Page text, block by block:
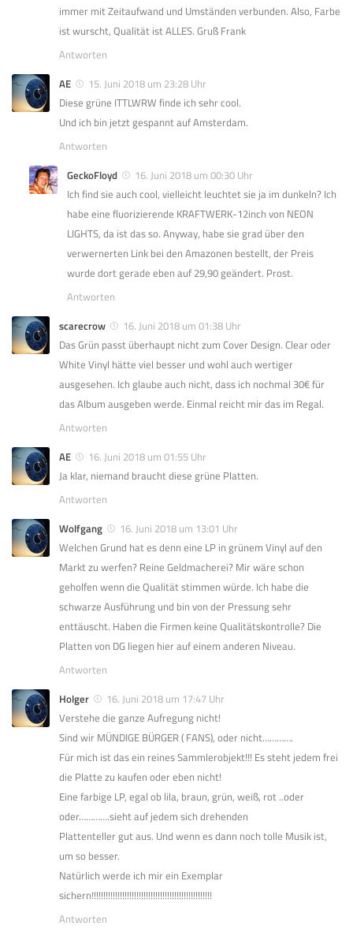
immer mit Zeitaufwand und Umständen verbunden. Also, Farbe
ist wurscht, Qualität ist ALLES. Gruß Frank
Antworten
AE
15. Juni 2018 um 23:28 Uhr
Diese grüne ITTLWRW finde ich sehr cool.
Und ich bin jetzt gespannt auf Amsterdam.
Antworten
GeckoFloyd
16. Juni 2018 um 00:30 Uhr
Ich find sie auch cool, vielleicht leuchtet sie ja im dunkeln? Ich
habe eine fluorizierende KRAFTWERK-12inch von NEON
LIGHTS, da ist das so. Anyway, habe sie grad über den
verwernerten Link bei den Amazonen bestellt, der Preis
wurde dort gerade eben auf 29,90 geändert. Prost.
Antworten
scarecrow
16. Juni 2018 um 01:38 Uhr
Das Grün passt überhaupt nicht zum Cover Design. Clear oder
White Vinyl hätte viel besser und wohl auch wertiger
ausgesehen. Ich glaube auch nicht, dass ich nochmal 30€ für
das Album ausgeben werde. Einmal reicht mir das im Regal.
Antworten
AE
16. Juni 2018 um 01:55 Uhr
Ja klar, niemand braucht diese grüne Platten.
Antworten
Wolfgang
16. Juni 2018 um 13:01 Uhr
Welchen Grund hat es denn eine LP in grünem Vinyl auf den
Markt zu werfen? Reine Geldmacherei? Mir wäre schon
geholfen wenn die Qualität stimmen würde. Ich habe die
schwarze Ausführung und bin von der Pressung sehr
enttäuscht. Haben die Firmen keine Qualitätskontrolle? Die
Platten von DG liegen hier auf einem anderen Niveau.
Antworten
Holger
16. Juni 2018 um 17:47 Uhr
Verstehe die ganze Aufregung nicht!
Sind wir MÜNDIGE BÜRGER ( FANS), oder nicht………….
Für mich ist das ein reines Sammlerobjekt!!! Es steht jedem frei
die Platte zu kaufen oder eben nicht!
Eine farbige LP, egal ob lila, braun, grün, weiß, rot ..oder
oder………….sieht auf jedem sich drehenden
Plattenteller gut aus. Und wenn es dann noch tolle Musik ist,
um so besser.
Natürlich werde ich mir ein Exemplar
sichern!!!!!!!!!!!!!!!!!!!!!!!!!!!!!!!!!!!!!!!!!!!!!!!!!!!
Antworten